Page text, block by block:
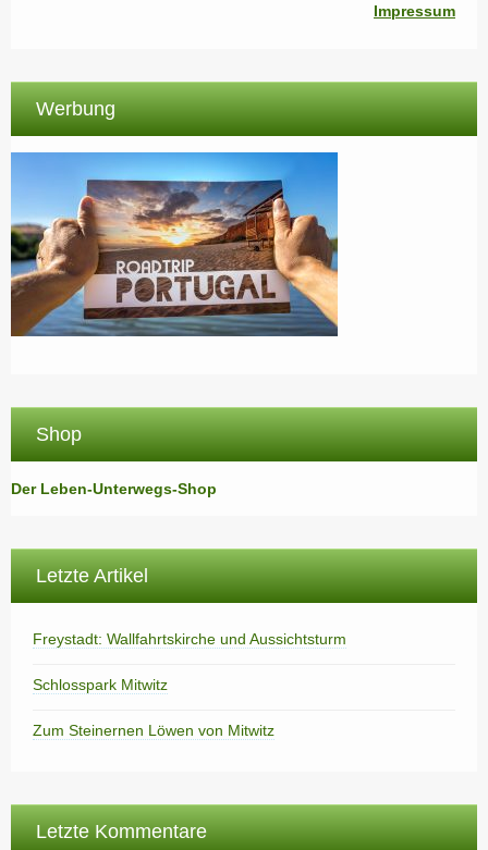
Impressum
Werbung
Shop
Der Leben-Unterwegs-Shop
Letzte Artikel
Freystadt: Wallfahrtskirche und Aussichtsturm
Schlosspark Mitwitz
Zum Steinernen Löwen von Mitwitz
Letzte Kommentare